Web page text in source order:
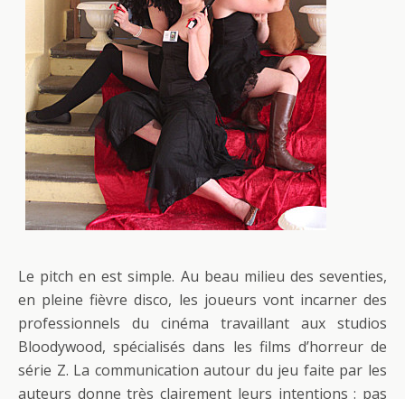
Le pitch en est simple. Au beau milieu des seventies,
en pleine fièvre disco, les joueurs vont incarner des
professionnels du cinéma travaillant aux studios
Bloodywood, spécialisés dans les films d’horreur de
série Z. La communication autour du jeu faite par les
auteurs donne très clairement leurs intentions : pas